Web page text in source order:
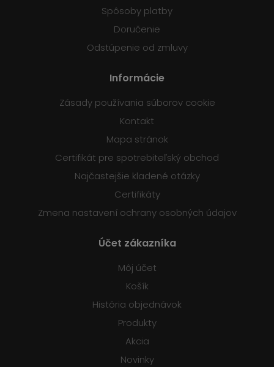
Spôsoby platby
Doručenie
Odstúpenie od zmluvy
Informácie
Zásady používania súborov cookie
Kontakt
Mapa stránok
Certifikát pre spotrebiteľský obchod
Najčastejšie kladené otázky
Certifikáty
Zmena nastavení ochrany osobných údajov
Účet zákazníka
Môj účet
Košík
História objednávok
Produkty
Akcia
Novinky